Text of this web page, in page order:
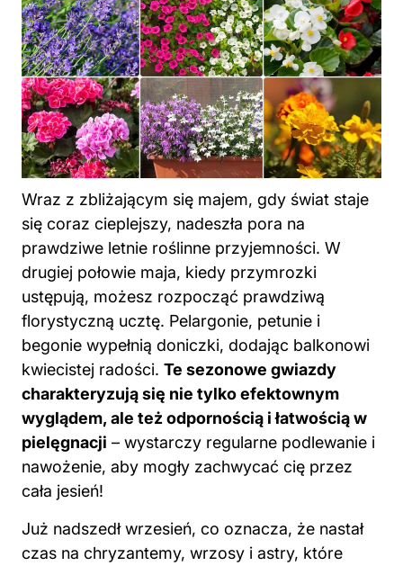
Wraz z zbliżającym się majem, gdy świat staje
się coraz cieplejszy, nadeszła pora na
prawdziwe letnie roślinne przyjemności. W
drugiej połowie maja, kiedy przymrozki
ustępują, możesz rozpocząć prawdziwą
florystyczną ucztę. Pelargonie, petunie i
begonie wypełnią doniczki, dodając balkonowi
kwiecistej radości. Te sezonowe gwiazdy
charakteryzują się nie tylko efektownym
wyglądem, ale też odpornością i łatwością w
pielęgnacji – wystarczy regularne podlewanie i
nawożenie, aby mogły zachwycać cię przez
cała jesień!
Już nadszedł wrzesień, co oznacza, że nastał
czas na chryzantemy, wrzosy i astry, które